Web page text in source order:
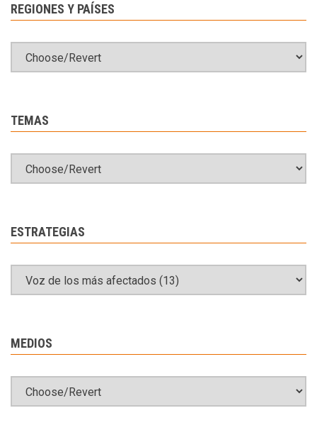
REGIONES Y PAÍSES
TEMAS
ESTRATEGIAS
MEDIOS